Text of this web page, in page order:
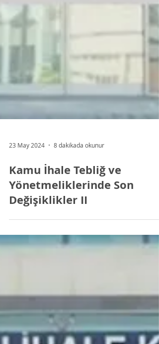
23 May 2024 8 dakikada okunur
Kamu İhale Tebliğ ve
Yönetmeliklerinde Son
Değişiklikler II